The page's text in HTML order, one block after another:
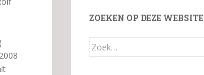
ZOEKEN OP DEZE WEBSITE
Zoek